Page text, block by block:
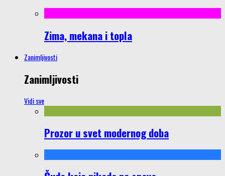
Zima, mekana i topla
Zanimljivosti
Zanimljivosti
Vidi sve
Prozor u svet modernog doba